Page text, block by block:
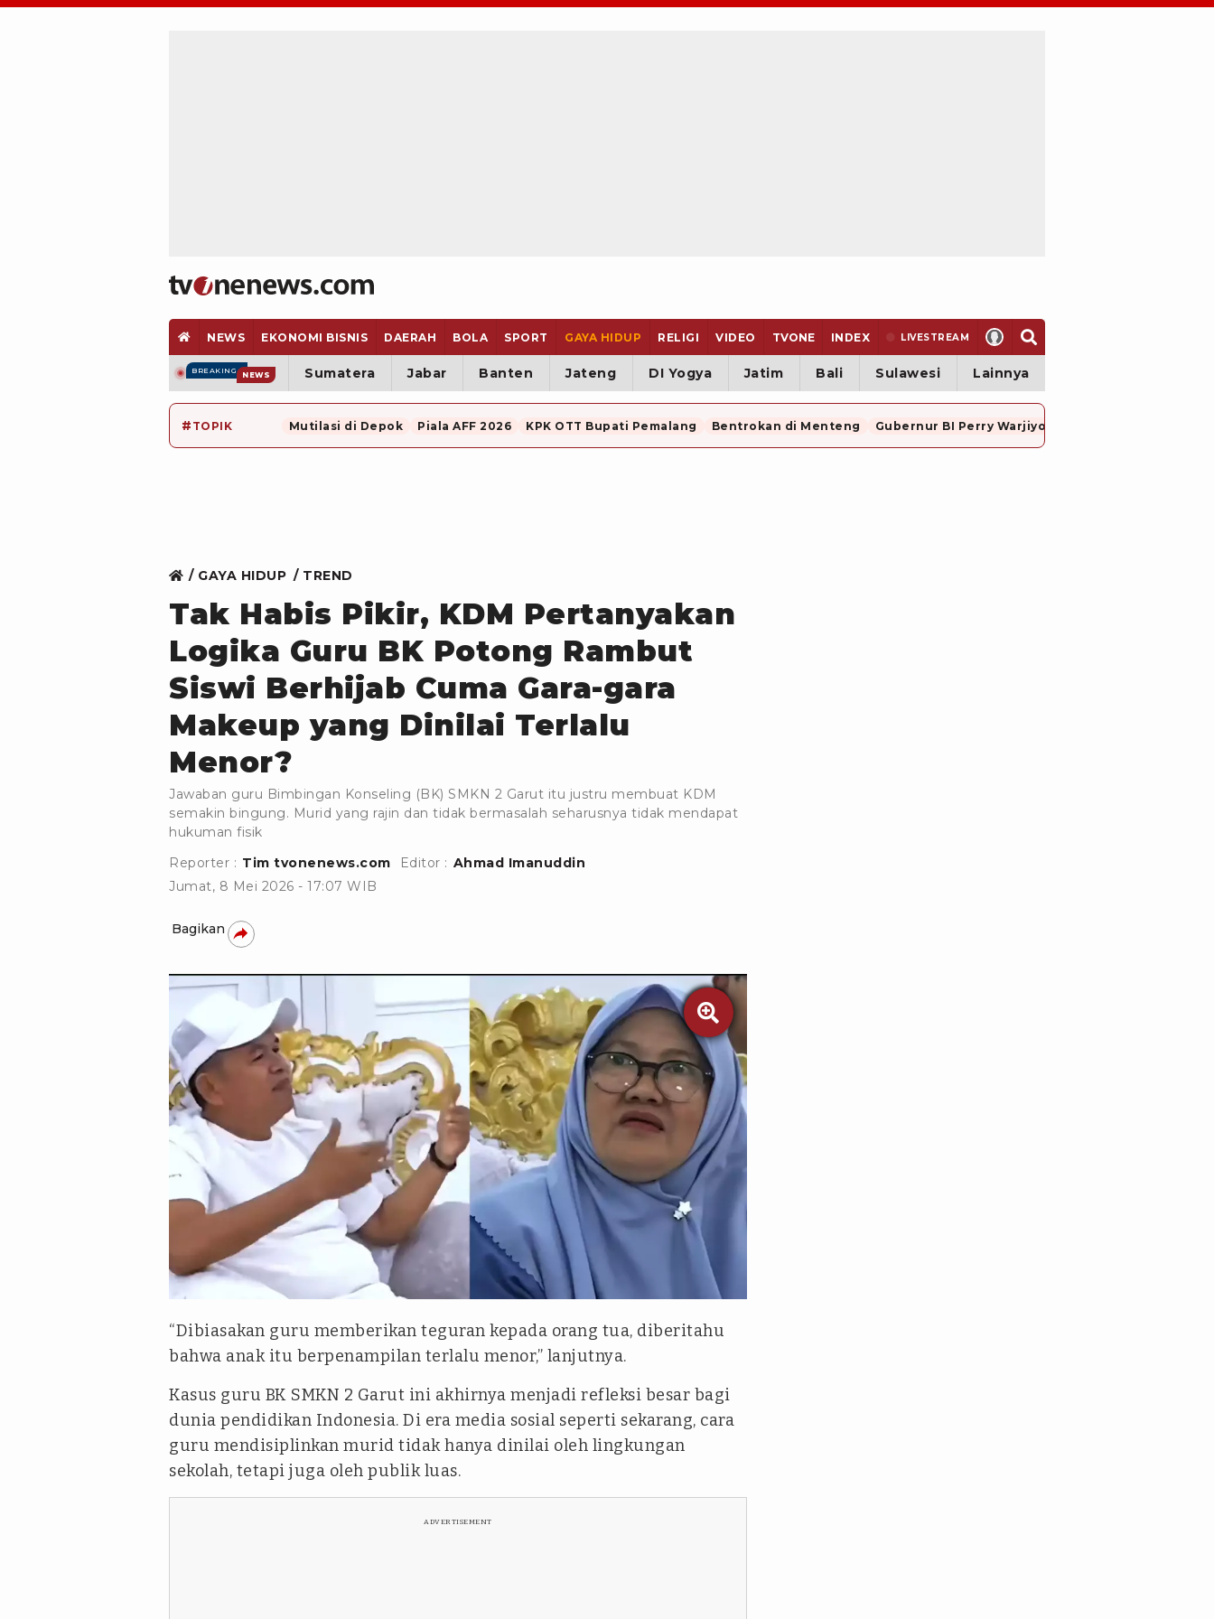
NEWS EKONOMI BISNIS DAERAH BOLA SPORT GAYA HIDUP RELIGI VIDEO TVONE INDEX LIVESTREAM
BREAKING NEWS Sumatera Jabar Banten Jateng DI Yogya Jatim Bali Sulawesi Lainnya
# TOPIK Mutilasi di Depok Piala AFF 2026 KPK OTT Bupati Pemalang Bentrokan di Menteng Gubernur BI Perry Warjiyo Mundur
GAYA HIDUP TREND
Tak Habis Pikir, KDM Pertanyakan
Logika Guru BK Potong Rambut
Siswi Berhijab Cuma Gara-gara
Makeup yang Dinilai Terlalu
Menor?
Jawaban guru Bimbingan Konseling (BK) SMKN 2 Garut itu justru membuat KDM
semakin bingung. Murid yang rajin dan tidak bermasalah seharusnya tidak mendapat
hukuman fisik
Reporter : Tim tvonenews.com Editor : Ahmad Imanuddin
Jumat, 8 Mei 2026 - 17:07 WIB
Bagikan

instagram Dedimulyadi71
“Dibiasakan guru memberikan teguran kepada orang tua, diberitahu
bahwa anak itu berpenampilan terlalu menor,” lanjutnya.
Kasus guru BK SMKN 2 Garut ini akhirnya menjadi refleksi besar bagi
dunia pendidikan Indonesia. Di era media sosial seperti sekarang, cara
guru mendisiplinkan murid tidak hanya dinilai oleh lingkungan
sekolah, tetapi juga oleh publik luas.
ADVERTISEMENT